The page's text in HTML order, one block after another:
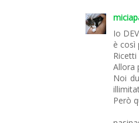
Io
è così
Allora
Noi
Però